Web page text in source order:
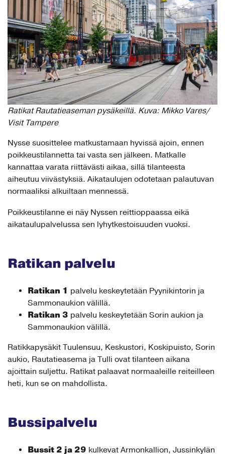
Ratikat Rautatieaseman pysäkeillä. Kuva: Mikko Vares/
Visit Tampere
Nysse suosittelee matkustamaan hyvissä ajoin, ennen
poikkeustilannetta tai vasta sen jälkeen. Matkalle
kannattaa varata riittävästi aikaa, sillä tilanteesta
aiheutuu viivästyksiä. Aikataulujen odotetaan palautuvan
normaaliksi alkuiltaan mennessä.
Poikkeustilanne ei näy Nyssen reittioppaassa eikä
aikataulupalvelussa sen lyhytkestoisuuden vuoksi.
Ratikan palvelu
Ratikan 1 palvelu keskeytetään Pyynikintorin ja
Sammonaukion välillä.
Ratikan 3 palvelu keskeytetään Sorin aukion ja
Sammonaukion välillä.
Ratikkapysäkit Tuulensuu, Keskustori, Koskipuisto, Sorin
aukio, Rautatieasema ja Tulli ovat tilanteen aikana
ajoittain suljettu. Ratikat palaavat normaaleille reiteilleen
heti, kun se on mahdollista.
Bussipalvelu
Bussit 2 ja 29 kulkevat Armonkallion, Jussinkylän